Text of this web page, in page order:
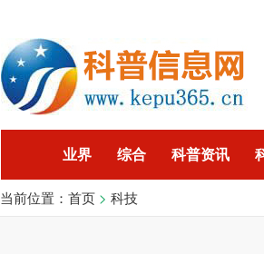
业界 综合 科普资讯
智能 企业
当前位置： 首页 > 科技